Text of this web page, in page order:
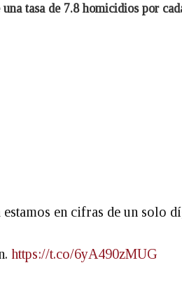
tasa de 7.8 homicidios por
en cifras de un solo
https://t.co/6yA490zMUG